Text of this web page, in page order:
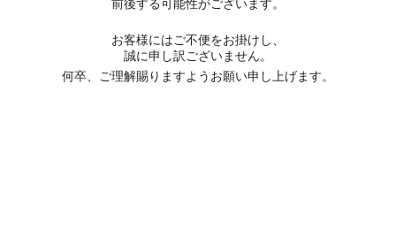
お客様にはご不便をお掛けし、
誠に申し訳ございません。
何卒、ご理解賜りますようお願い申し上げます。